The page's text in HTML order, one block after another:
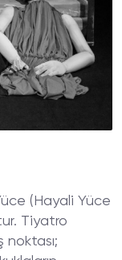
(Hayali Yüce
Tiyatro
noktası;